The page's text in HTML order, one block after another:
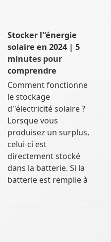
Stocker l''énergie
solaire en 2024 | 5
minutes pour
comprendre
Comment fonctionne
le stockage
d''électricité solaire ?
Lorsque vous
produisez un surplus,
celui-ci est
directement stocké
dans la batterie. Si la
batterie est remplie à